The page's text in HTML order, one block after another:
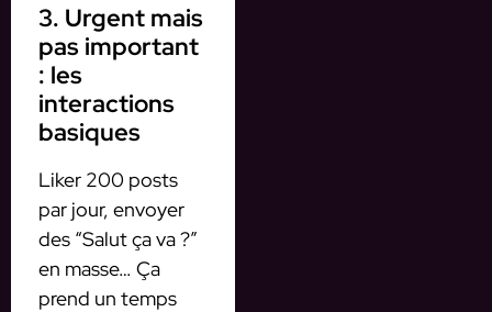
3. Urgent mais
pas important
: les
interactions
basiques
Liker 200 posts
par jour, envoyer
des “Salut ça va ?”
en masse… Ça
prend un temps